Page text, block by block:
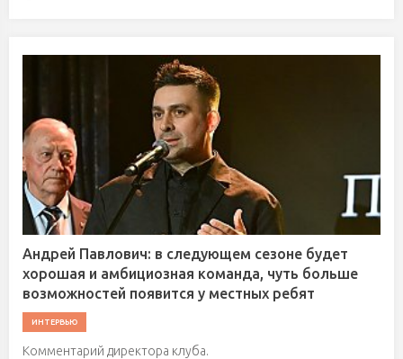
Андрей Павлович: в следующем сезоне будет
хорошая и амбициозная команда, чуть больше
возможностей появится у местных ребят
ИНТЕРВЬЮ
Комментарий директора клуба.